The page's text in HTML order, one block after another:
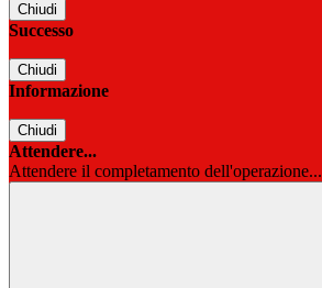
Chiudi
Successo
Chiudi
Informazione
Chiudi
Attendere...
Attendere il completamento dell'operazione...